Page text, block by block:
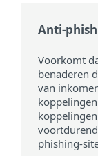
Anti-
Voorkomt
benaderen
van
koppelingen
phishing-